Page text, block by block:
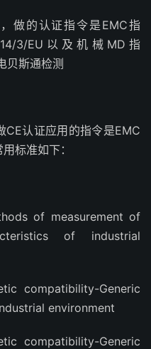
做的认证指令是EMC指
3/EU以及机械MD指
贝斯通检测
CE认证应用的指令是EMC
标准如下：
of measurement of
of industrial
compatibility-Generic
environment
compatibility-Generic